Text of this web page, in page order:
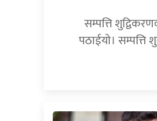
सम्पत्ति
पठाईयो।